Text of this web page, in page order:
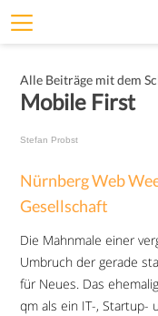
Alle Beiträge mit dem
Mobile First
Stefan Probst
Nürnberg Web
Gesellschaft
Die Mahnmale einer
Umbruch der gerade
für Neues. Das
qm als ein IT-, Startup-